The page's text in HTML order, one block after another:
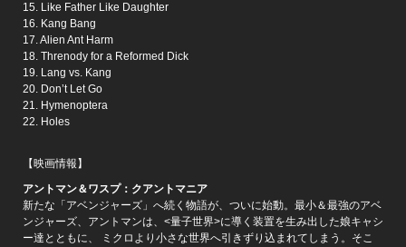
15. Like Father Like Daughter
16. Kang Bang
17. Alien Ant Harm
18. Threnody for a Reformed Dick
19. Lang vs. Kang
20. Don’t Let Go
21. Hymenoptera
22. Holes
【映画情報】
アントマン＆ワスプ：クアントマニア
新たな「アベンジャーズ」へ続く物語が、ついに始動。最小＆最強のアベ
ンジャーズ、アントマンは、<量子世界>に導く装置を生み出した娘キャシ
ー達とともに、 ミクロより小さな世界へ引きずり込まれてしまう。そこ